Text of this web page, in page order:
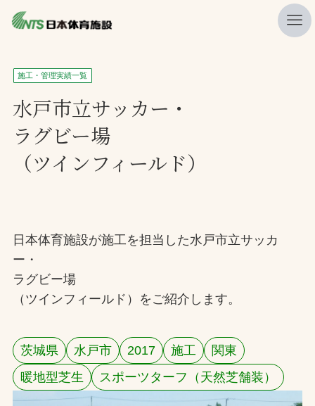
私たちの強み
ニュース
プレスリリース
レポート
会社概要
お問合せ
お取引先の皆様へ
施工・管理実績一覧
水戸市立サッカー・
ラグビー場
（ツインフィールド）
日本体育施設が施工を担当した水戸市立サッカ
ー・
ラグビー場
（ツインフィールド）をご紹介します。
茨城県 水戸市 2017 施工
関東
暖地型芝生
スポーツターフ（天然芝舗装）